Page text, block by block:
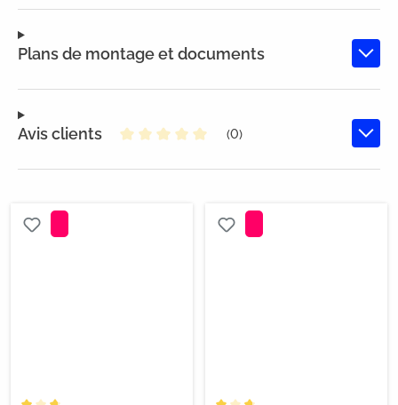
Plans de montage et documents
Avis clients
(0)